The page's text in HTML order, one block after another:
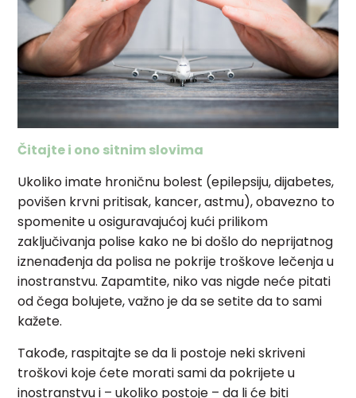
Čitajte i ono sitnim slovima
Ukoliko imate hroničnu bolest (epilepsiju, dijabetes,
povišen krvni pritisak, kancer, astmu), obavezno to
spomenite u osiguravajućoj kući prilikom
zaključivanja polise kako ne bi došlo do neprijatnog
iznenađenja da polisa ne pokrije troškove lečenja u
inostranstvu. Zapamtite, niko vas nigde neće pitati
od čega bolujete, važno je da se setite da to sami
kažete.
Takođe, raspitajte se da li postoje neki skriveni
troškovi koje ćete morati sami da pokrijete u
inostranstvu i – ukoliko postoje – da li će biti